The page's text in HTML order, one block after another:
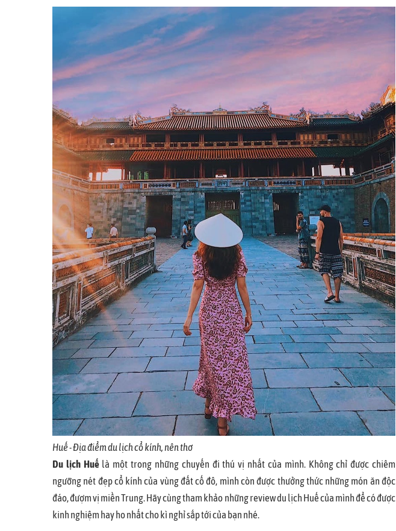
Huế - Địa điểm du lịch cổ kính, nên thơ
Du lịch Huếlà một trong những chuyến đi thú vị nhất của mình. Không chỉ được chiêm
ngưỡng nét đẹp cổ kính của vùng đất cố đô, mình còn được thưởng thức những món ăn độc
đáo, đượm vị miền Trung. Hãy cùng tham khảo những review du lịch Huế của mình để có được
kinh nghiệm hay ho nhất cho kì nghỉ sắp tới của bạn nhé.